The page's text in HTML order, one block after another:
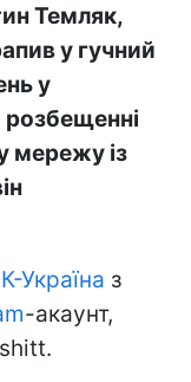
Темляк,
у гучний
у
мережу із
Україна з
-акаунт,